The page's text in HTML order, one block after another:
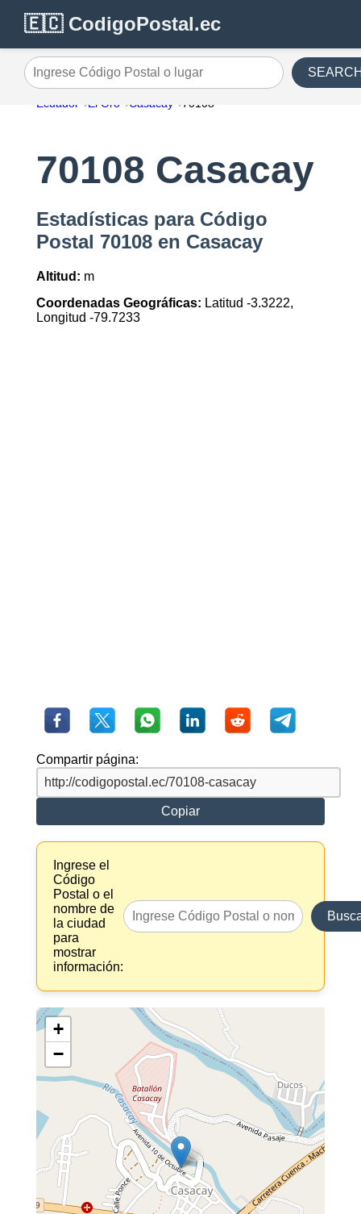
🇪🇨 CodigoPostal.ec
Ingrese Código Postal o lugar
Ecuador El Oro Casacay 70108
70108 Casacay
Estadísticas para Código
Postal 70108 en Casacay
Altitud: m
Coordenadas Geográficas: Latitud -3.3222,
Longitud -79.7233
Compartir página:
Copiar
Ingrese el
Código
Postal o el
nombre de
la ciudad
para
mostrar
información:
+
−